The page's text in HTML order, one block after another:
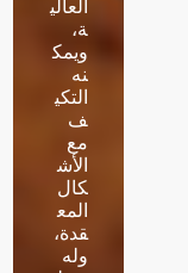
العالي
ة،
ويمك
نه
التكي
ف
مع
الأش
كال
المع
قدة،
وله